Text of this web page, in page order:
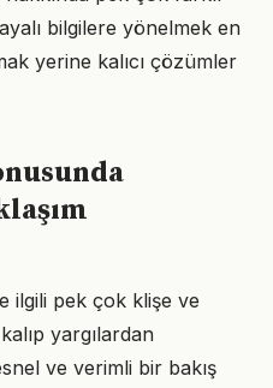
bilgilere yönelmek en
yerine kalıcı çözümler
ilgili pek çok klişe ve
yargılardan
ve verimli bir bakış